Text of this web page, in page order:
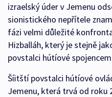
izraelský úder v Jemenu
sionistického nepřítele
fázi velmi důležité
Hizballáh, který je stejně
povstalci hútíové
Šíitští povstalci hútíové
Jemenu, která trvá od roku